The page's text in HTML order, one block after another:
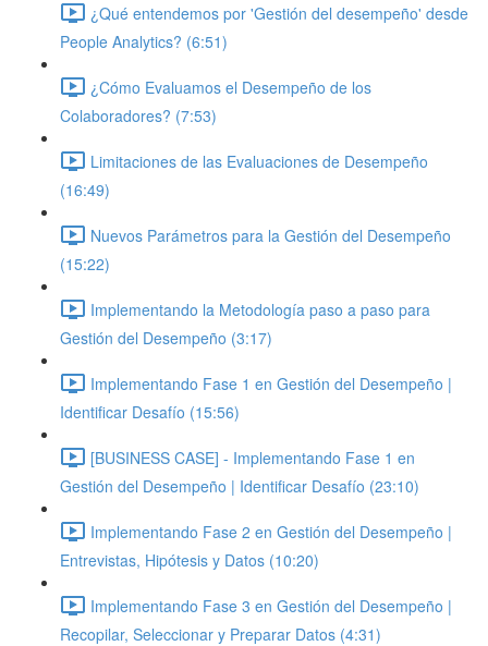
¿Qué entendemos por 'Gestión del desempeño' desde
People Analytics? (6:51)
¿Cómo Evaluamos el Desempeño de los
Colaboradores? (7:53)
Limitaciones de las Evaluaciones de Desempeño
(16:49)
Nuevos Parámetros para la Gestión del Desempeño
(15:22)
Implementando la Metodología paso a paso para
Gestión del Desempeño (3:17)
Implementando Fase 1 en Gestión del Desempeño |
Identificar Desafío (15:56)
[BUSINESS CASE] - Implementando Fase 1 en
Gestión del Desempeño | Identificar Desafío (23:10)
Implementando Fase 2 en Gestión del Desempeño |
Entrevistas, Hipótesis y Datos (10:20)
Implementando Fase 3 en Gestión del Desempeño |
Recopilar, Seleccionar y Preparar Datos (4:31)